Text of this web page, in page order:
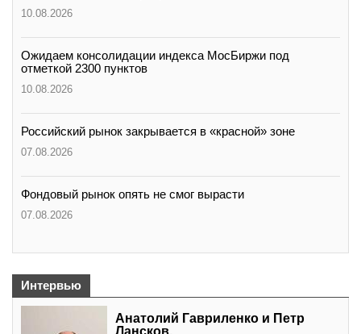
10.08.2026
Ожидаем консолидации индекса МосБиржи под
отметкой 2300 пунктов
10.08.2026
Российский рынок закрывается в «красной» зоне
07.08.2026
Фондовый рынок опять не смог вырасти
07.08.2026
Интервью
Анатолий Гавриленко и Петр
Лансков,